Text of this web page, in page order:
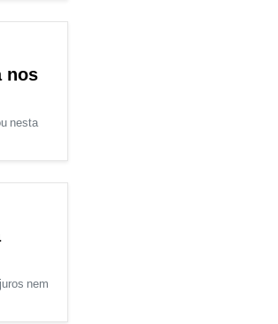
nos
nesta
nem